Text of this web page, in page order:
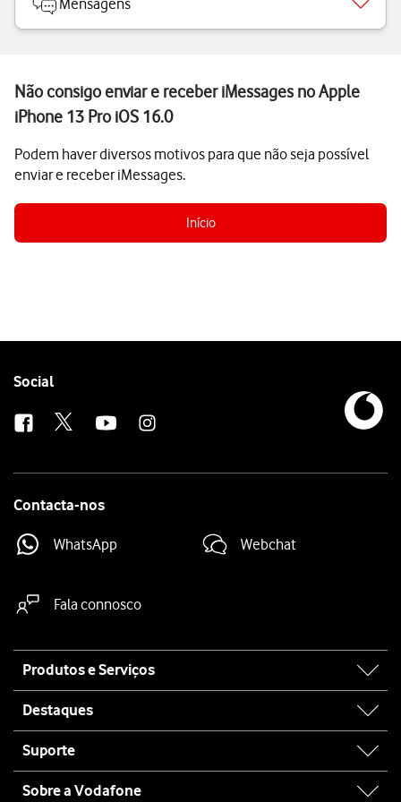
Mensagens
Não consigo enviar e receber iMessages no Apple
iPhone 13 Pro iOS 16.0
Podem haver diversos motivos para que não seja possível
enviar e receber iMessages.
Início
Follow
Social
Contacta-nos
WhatsApp Webchat
Fala connosco
map
Produtos e Serviços
Destaques
Suporte
Sobre a Vodafone